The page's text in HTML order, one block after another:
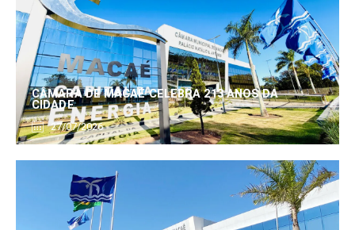
CÂMARA DE MACAÉ CELEBRA 213 ANOS DA
CIDADE
27/07/2026